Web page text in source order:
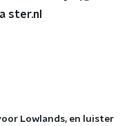
ster.nl
Lowlands, en luister